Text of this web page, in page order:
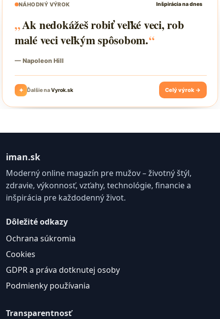
iman.sk
Moderný online magazín pre mužov – životný štýl,
zdravie, výkonnosť, vzťahy, technológie, financie a
inšpirácia pre každodenný život.
Dôležité odkazy
Ochrana súkromia
Cookies
GDPR a práva dotknutej osoby
Podmienky používania
Transparentnosť